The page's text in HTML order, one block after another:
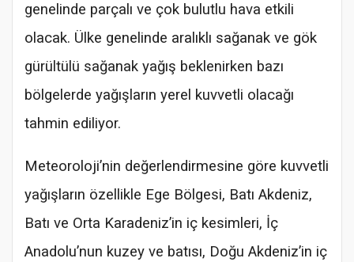
genelinde parçalı ve çok bulutlu hava etkili
olacak. Ülke genelinde aralıklı sağanak ve gök
gürültülü sağanak yağış beklenirken bazı
bölgelerde yağışların yerel kuvvetli olacağı
tahmin ediliyor.
Meteoroloji’nin değerlendirmesine göre kuvvetli
yağışların özellikle Ege Bölgesi, Batı Akdeniz,
Batı ve Orta Karadeniz’in iç kesimleri, İç
Anadolu’nun kuzey ve batısı, Doğu Akdeniz’in iç